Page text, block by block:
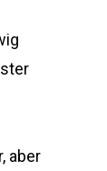
aber